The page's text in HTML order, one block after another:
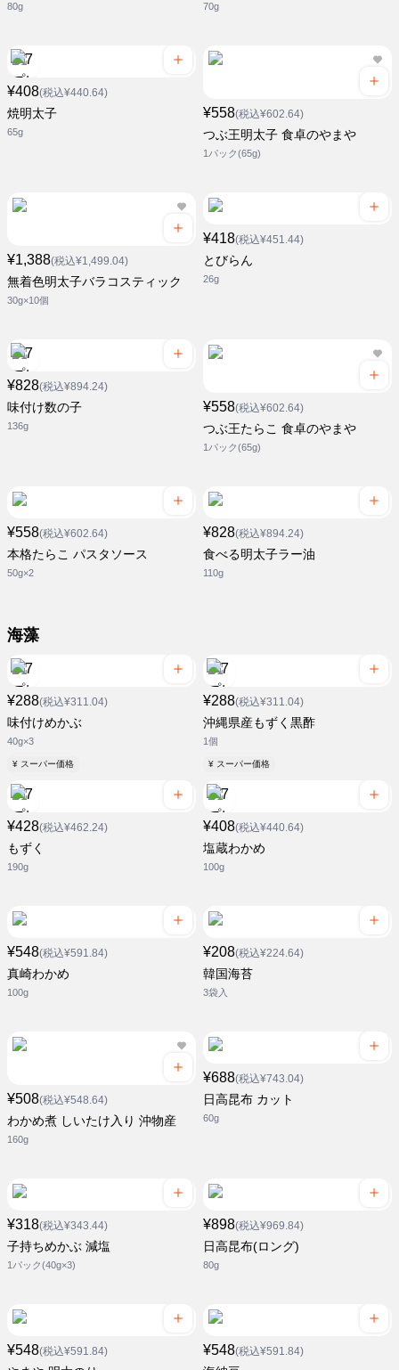
80g 70g
¥408(税込¥440.64)
焼明太子
65g
¥558(税込¥602.64)
つぶ王明太子 食卓のやまや
1パック(65g)
¥1,388(税込¥1,499.04)
無着色明太子バラコスティック
30g×10個
¥418(税込¥451.44)
とびらん
26g
¥828(税込¥894.24)
味付け数の子
136g
¥558(税込¥602.64)
つぶ王たらこ 食卓のやまや
1パック(65g)
¥558(税込¥602.64)
本格たらこ パスタソース
50g×2
¥828(税込¥894.24)
食べる明太子ラー油
110g
海藻
¥288(税込¥311.04)
味付けめかぶ
40g×3
¥ スーパー価格
¥288(税込¥311.04)
沖縄県産もずく黒酢
1個
¥ スーパー価格
¥428(税込¥462.24)
もずく
190g
¥408(税込¥440.64)
塩蔵わかめ
100g
¥548(税込¥591.84)
真崎わかめ
100g
¥208(税込¥224.64)
韓国海苔
3袋入
¥508(税込¥548.64)
わかめ煮 しいたけ入り 沖物産
160g
¥688(税込¥743.04)
日高昆布 カット
60g
¥318(税込¥343.44)
子持ちめかぶ 減塩
1パック(40g×3)
¥898(税込¥969.84)
日高昆布(ロング)
80g
¥548(税込¥591.84) ¥548(税込¥591.84)